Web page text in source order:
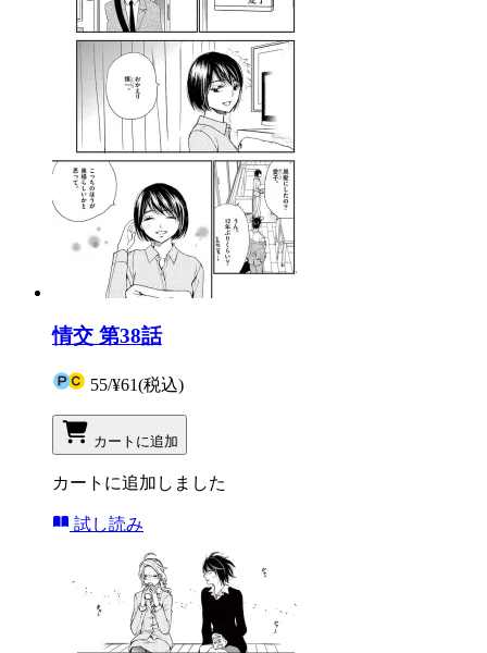
情交 第38話
55/¥61(税込)
カートに追加
カートに追加しました
試し読み